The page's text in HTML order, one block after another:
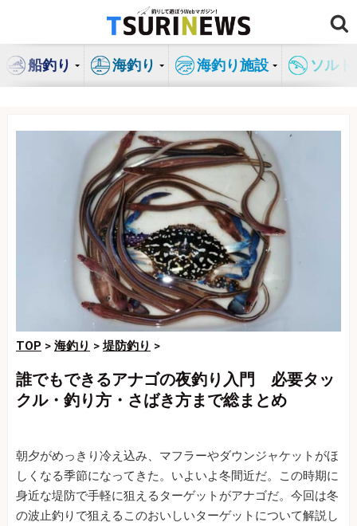
ン
船釣り 海釣り 海釣り施設 ソル
TOP > 海釣り >堤防釣り >
誰でもできるアナゴの夜釣り入門 必要タッ
クル・釣り方・さばき方まで総まとめ
朝夕がめっきり冷え込み、マフラーやダウンジャケットがほ
しくなる季節になってきた。いよいよ冬間近だ。この時期に
身近な堤防で手軽に狙えるターゲットがアナゴだ。今回は冬
の波止釣りで狙えるこのおいしいターゲットについて解説し